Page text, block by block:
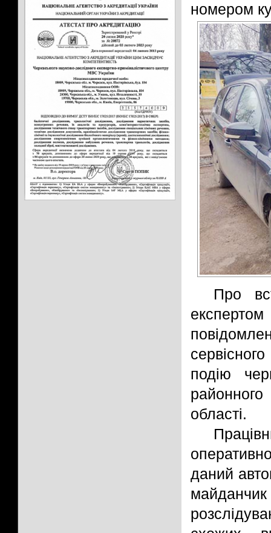
номером
Про
подію
області.
даний